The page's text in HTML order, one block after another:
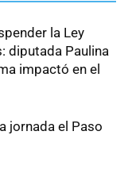
la Ley
diputada Paulina
impactó en el
jornada el Paso